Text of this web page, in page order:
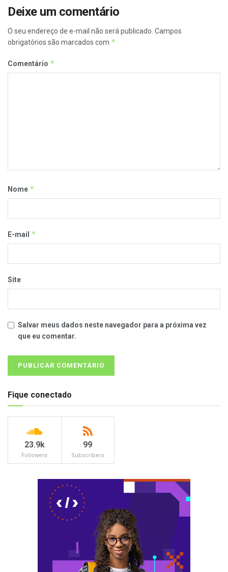
Deixe um comentário
O seu endereço de e-mail não será publicado. Campos
obrigatórios são marcados com *
Comentário *
Nome *
E-mail *
Site
Salvar meus dados neste navegador para a próxima vez
que eu comentar.
Fique conectado
23.9k
Followers
99
Subscribers